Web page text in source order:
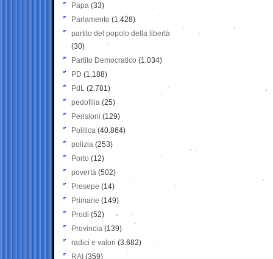
Papa (33)
Parlamento (1.428)
partito del popolo della libertà
(30)
Partito Democratico (1.034)
PD (1.188)
PdL (2.781)
pedofilia (25)
Pensioni (129)
Politica (40.864)
polizia (253)
Porto (12)
povertà (502)
Presepe (14)
Primarie (149)
Prodi (52)
Provincia (139)
radici e valori (3.682)
RAI (359)